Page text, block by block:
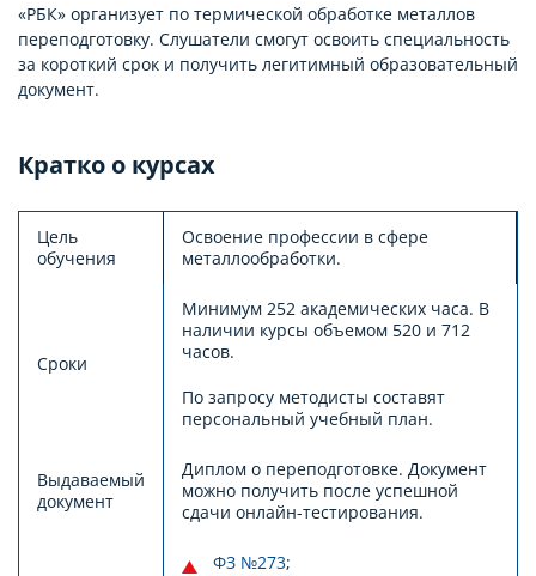
«РБК» организует по термической обработке металлов
переподготовку. Слушатели смогут освоить специальность
за короткий срок и получить легитимный образовательный
документ.
Кратко о курсах
Цель
обучения
Освоение профессии в сфере
металлообработки.
Сроки
Минимум 252 академических часа. В
наличии курсы объемом 520 и 712
часов.
По запросу методисты составят
персональный учебный план.
Выдаваемый
документ
Диплом о переподготовке. Документ
можно получить после успешной
сдачи онлайн-тестирования.
ФЗ №273;